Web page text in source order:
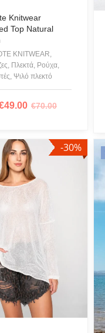
Swimwear
BY ICEBERG
+ KYLIE
DU SAC
FEELING
MILANO
Knitwear
Top Natural
KNITWEAR,
Πλεκτά, Ρούχα,
Ψιλό πλεκτό
€70.00
49.00
-30%